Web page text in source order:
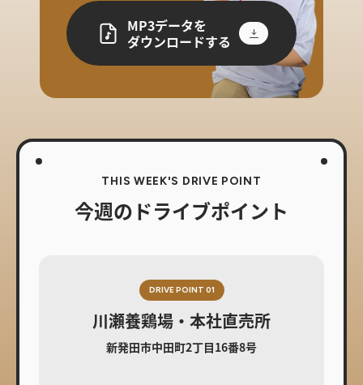
MP3データを
ダウンロードする
THIS WEEK'S DRIVE POINT
今週のドライブポイント
DRIVE POINT 01
川瀬養鶏場・本社直売所
新発田市中田町2丁目16番8号